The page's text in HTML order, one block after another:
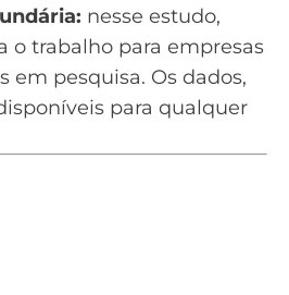
nesse estudo,
o trabalho para empresas
em pesquisa. Os dados,
para qualquer